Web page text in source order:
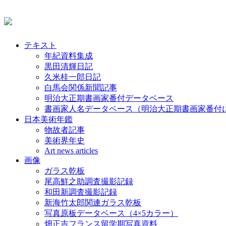
テキスト
年紀資料集成
黒田清輝日記
久米桂一郎日記
白馬会関係新聞記事
明治大正期書画家番付データベース
書画家人名データベース（明治大正期書画家番付
日本美術年鑑
物故者記事
美術界年史
Art news articles
画像
ガラス乾板
尾高鮮之助調査撮影記録
和田新調査撮影記録
新海竹太郎関連ガラス乾板
写真原板データベース（4×5カラー）
畑正吉フランス留学期写真資料